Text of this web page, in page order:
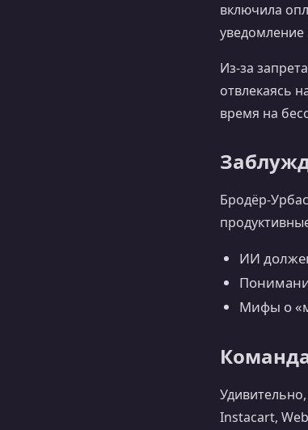
включила
уведомление
Из-за
отвлекаясь
время на
Бродёр-
ИИ
Мифы о
Instacart,